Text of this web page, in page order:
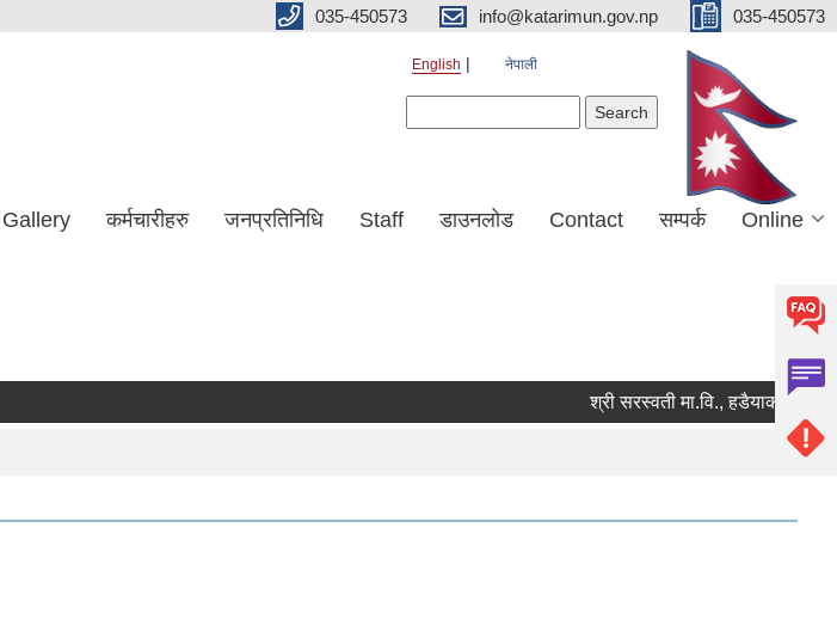
035-450573 info@katarimun.gov.np 035-450573
English नेपाली
Gallery कर्मचारीहरु जनप्रतिनिधि Staff डाउनलोड Contact सम्पर्क Online
श्री सरस्वती मा.वि., हडैयाको लागि